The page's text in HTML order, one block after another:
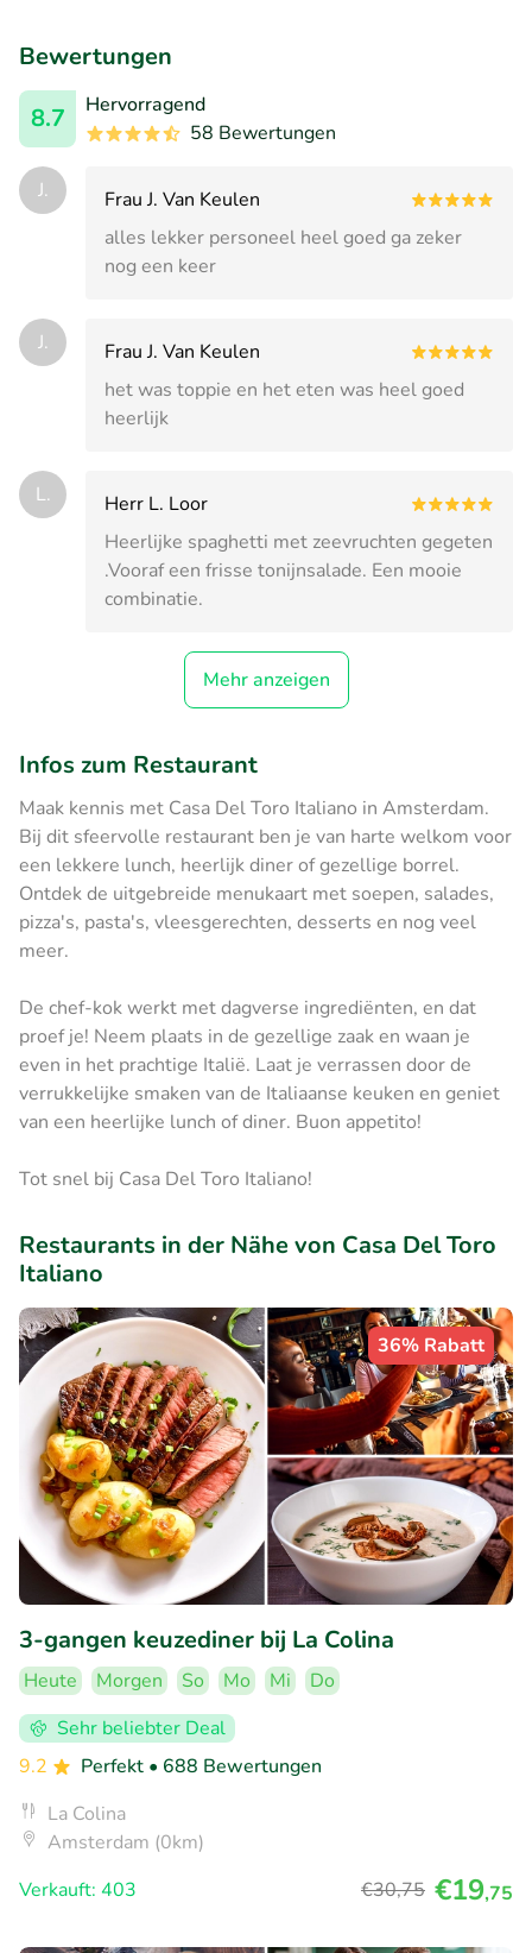
Bewertungen
8.7
Hervorragend
58 Bewertungen
J.
Frau J. Van Keulen
alles lekker personeel heel goed ga zeker
nog een keer
J.
Frau J. Van Keulen
het was toppie en het eten was heel goed
heerlijk
L.
Herr L. Loor
Heerlijke spaghetti met zeevruchten gegeten
.Vooraf een frisse tonijnsalade. Een mooie
combinatie.
Mehr anzeigen
Infos zum Restaurant
Maak kennis met Casa Del Toro Italiano in Amsterdam.
Bij dit sfeervolle restaurant ben je van harte welkom voor
een lekkere lunch, heerlijk diner of gezellige borrel.
Ontdek de uitgebreide menukaart met soepen, salades,
pizza's, pasta's, vleesgerechten, desserts en nog veel
meer.
De chef-kok werkt met dagverse ingrediënten, en dat
proef je! Neem plaats in de gezellige zaak en waan je
even in het prachtige Italië. Laat je verrassen door de
verrukkelijke smaken van de Italiaanse keuken en geniet
van een heerlijke lunch of diner. Buon appetito!
Tot snel bij Casa Del Toro Italiano!
Restaurants in der Nähe von Casa Del Toro
Italiano
36% Rabatt
3-gangen keuzediner bij La Colina
Heute Morgen So Mo Mi
Do
Sehr beliebter Deal
9.2
Perfekt • 688 Bewertungen
La Colina
Amsterdam (0km)
Verkauft: 403
€30,75 €19,75